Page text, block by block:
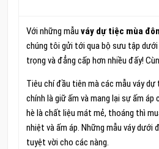
Với những mẫu váy dự tiệc mùa
chúng tôi gửi tới qua bộ sưu tập dưới
trọng và đẳng cấp hơn nhiều đấy!
Tiêu chí đầu tiên mà các mẫu váy
chính là giữ ấm và mang lại sự ấm áp
hè là chất liệu mát mẻ, thoáng thì
nhiệt và ấm áp. Những mẫu váy dưới
tuyệt vời cho các nàng.